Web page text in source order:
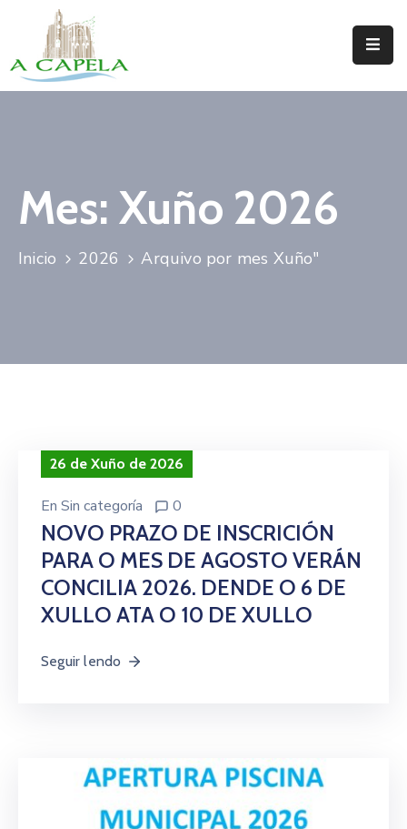
Inicio
Servizos
Novas
Mes: Xuño 2026
Inicio 2026 Arquivo por mes Xuño"
26 de Xuño de 2026
En Sin categoría 0
NOVO PRAZO DE INSCRICIÓN
PARA O MES DE AGOSTO VERÁN
CONCILIA 2026. DENDE O 6 DE
XULLO ATA O 10 DE XULLO
Seguir lendo